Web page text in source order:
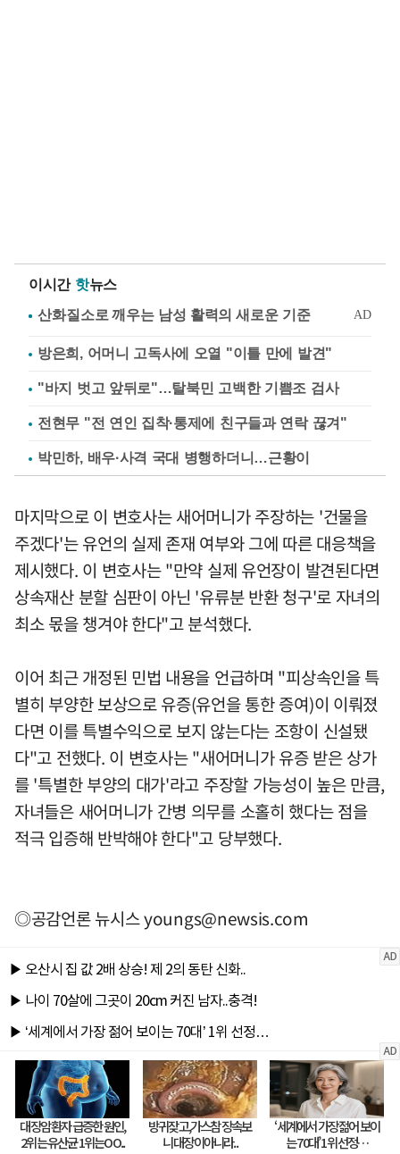
이시간 핫뉴스
방은희, 어머니 고독사에 오열 "이틀 만에 발견"
"바지 벗고 앞뒤로"…탈북민 고백한 기쁨조 검사
전현무 "전 연인 집착·통제에 친구들과 연락 끊겨"
박민하, 배우·사격 국대 병행하더니…근황이
마지막으로 이 변호사는 새어머니가 주장하는 '건물을
주겠다'는 유언의 실제 존재 여부와 그에 따른 대응책을
제시했다. 이 변호사는 "만약 실제 유언장이 발견된다면
상속재산 분할 심판이 아닌 '유류분 반환 청구'로 자녀의
최소 몫을 챙겨야 한다"고 분석했다.
이어 최근 개정된 민법 내용을 언급하며 "피상속인을 특
별히 부양한 보상으로 유증(유언을 통한 증여)이 이뤄졌
다면 이를 특별수익으로 보지 않는다는 조항이 신설됐
다"고 전했다. 이 변호사는 "새어머니가 유증 받은 상가
를 '특별한 부양의 대가'라고 주장할 가능성이 높은 만큼,
자녀들은 새어머니가 간병 의무를 소홀히 했다는 점을
적극 입증해 반박해야 한다"고 당부했다.
◎공감언론 뉴시스youngs@newsis.com